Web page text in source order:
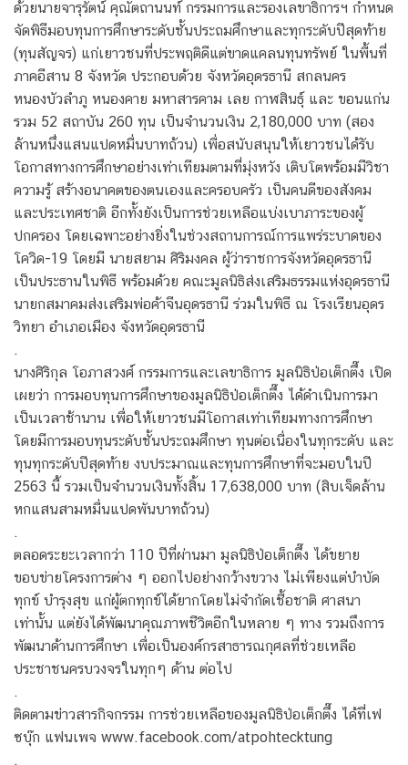
ด้วยนายจารุรัตน์ คุณัตถานนท์ กรรมการและรองเลขาธิการฯ กำหนด
จัดพิธีมอบทุนการศึกษาระดับชั้นประถมศึกษาและทุกระดับปีสุดท้าย
(ทุนสัญจร) แก่เยาวชนที่ประพฤติดีแต่ขาดแคลนทุนทรัพย์ ในพื้นที่
ภาคอีสาน 8 จังหวัด ประกอบด้วย จังหวัดอุดรธานี สกลนคร
หนองบัวลำภู หนองคาย มหาสารคาม เลย กาฬสินธุ์ และ ขอนแก่น
รวม 52 สถาบัน 260 ทุน เป็นจำนวนเงิน 2,180,000 บาท (สอง
ล้านหนึ่งแสนแปดหมื่นบาทถ้วน) เพื่อสนับสนุนให้เยาวชนได้รับ
โอกาสทางการศึกษาอย่างเท่าเทียมตามที่มุ่งหวัง เติบโตพร้อมมีวิชา
ความรู้ สร้างอนาคตของตนเองและครอบครัว เป็นคนดีของสังคม
และประเทศชาติ อีกทั้งยังเป็นการช่วยเหลือแบ่งเบาภาระของผู้
ปกครอง โดยเฉพาะอย่างยิ่งในช่วงสถานการณ์การแพร่ระบาดของ
โควิด-19 โดยมี นายสยาม ศิริมงคล ผู้ว่าราชการจังหวัดอุดรธานี
เป็นประธานในพิธี พร้อมด้วย คณะมูลนิธิส่งเสริมธรรมแห่งอุดรธานี
นายกสมาคมส่งเสริมพ่อค้าจีนอุดรธานี ร่วมในพิธี ณ โรงเรียนอุดร
วิทยา อำเภอเมือง จังหวัดอุดรธานี
.
นางศิริกุล โอภาสวงศ์ กรรมการและเลขาธิการ มูลนิธิป่อเต็กตึ๊ง เปิด
เผยว่า การมอบทุนการศึกษาของมูลนิธิป่อเต็กตึ๊ง ได้ดำเนินการมา
เป็นเวลาช้านาน เพื่อให้เยาวชนมีโอกาสเท่าเทียมทางการศึกษา
โดยมีการมอบทุนระดับชั้นประถมศึกษา ทุนต่อเนื่องในทุกระดับ และ
ทุนทุกระดับปีสุดท้าย งบประมาณและทุนการศึกษาที่จะมอบในปี
2563 นี้ รวมเป็นจำนวนเงินทั้งสิ้น 17,638,000 บาท (สิบเจ็ดล้าน
หกแสนสามหมื่นแปดพันบาทถ้วน)
.
ตลอดระยะเวลากว่า 110 ปีที่ผ่านมา มูลนิธิป่อเต็กตึ๊ง ได้ขยาย
ขอบข่ายโครงการต่าง ๆ ออกไปอย่างกว้างขวาง ไม่เพียงแต่บำบัด
ทุกข์ บำรุงสุข แก่ผู้ตกทุกข์ได้ยากโดยไม่จำกัดเชื้อชาติ ศาสนา
เท่านั้น แต่ยังได้พัฒนาคุณภาพชีวิตอีกในหลาย ๆ ทาง รวมถึงการ
พัฒนาด้านการศึกษา เพื่อเป็นองค์กรสาธารณกุศลที่ช่วยเหลือ
ประชาชนครบวงจรในทุกๆ ด้าน ต่อไป
.
ติดตามข่าวสารกิจกรรม การช่วยเหลือของมูลนิธิป่อเต็กตึ๊ง ได้ที่เฟ
ซบุ๊ก แฟนเพจ www.facebook.com/atpohtecktung
.